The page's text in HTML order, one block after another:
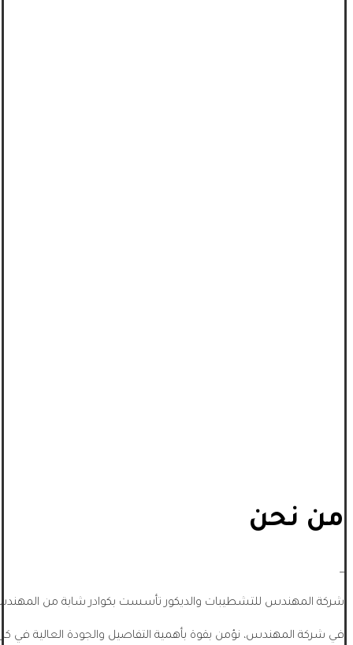
من نحن
_
شركة المهندس للتشطيبات والديكور تأسست بكوادر شابة من
في شركة المهندس، نؤمن بقوة بأهمية التفاصيل والجودة العالية